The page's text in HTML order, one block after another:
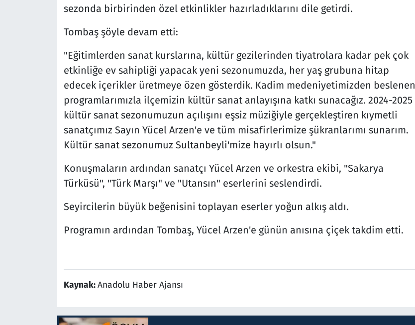
sezonda birbirinden özel etkinlikler hazırladıklarını dile getirdi.
Tombaş şöyle devam etti:
"Eğitimlerden sanat kurslarına, kültür gezilerinden tiyatrolara kadar pek çok
etkinliğe ev sahipliği yapacak yeni sezonumuzda, her yaş grubuna hitap
edecek içerikler üretmeye özen gösterdik. Kadim medeniyetimizden beslenen
programlarımızla ilçemizin kültür sanat anlayışına katkı sunacağız. 2024-2025
kültür sanat sezonumuzun açılışını eşsiz müziğiyle gerçekleştiren kıymetli
sanatçımız Sayın Yücel Arzen'e ve tüm misafirlerimize şükranlarımı sunarım.
Kültür sanat sezonumuz Sultanbeyli'mize hayırlı olsun."
Konuşmaların ardından sanatçı Yücel Arzen ve orkestra ekibi, "Sakarya
Türküsü", "Türk Marşı" ve "Utansın" eserlerini seslendirdi.
Seyircilerin büyük beğenisini toplayan eserler yoğun alkış aldı.
Programın ardından Tombaş, Yücel Arzen'e günün anısına çiçek takdim etti.
Kaynak:Anadolu Haber Ajansı